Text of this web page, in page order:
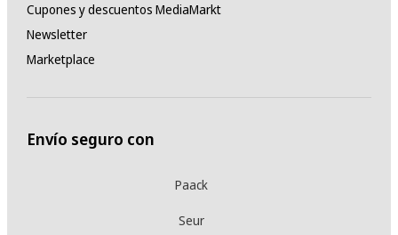
Cupones y descuentos MediaMarkt
Newsletter
Marketplace
Envío seguro con
Paack
Seur